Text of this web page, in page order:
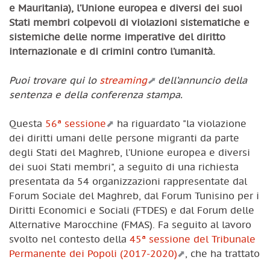
e Mauritania), l’Unione europea e diversi dei suoi
Stati membri colpevoli di violazioni sistematiche e
sistemiche delle norme imperative del diritto
internazionale e di crimini contro l’umanità.
Puoi trovare qui lo streaming
dell’annuncio della
sentenza e della conferenza stampa.
Questa 56ª sessione
ha riguardato "la violazione
dei diritti umani delle persone migranti da parte
degli Stati del Maghreb, l’Unione europea e diversi
dei suoi Stati membri", a seguito di una richiesta
presentata da 54 organizzazioni rappresentate dal
Forum Sociale del Maghreb, dal Forum Tunisino per i
Diritti Economici e Sociali (FTDES) e dal Forum delle
Alternative Marocchine (FMAS). Fa seguito al lavoro
svolto nel contesto della 45ª sessione del Tribunale
Permanente dei Popoli (2017-2020)
, che ha trattato